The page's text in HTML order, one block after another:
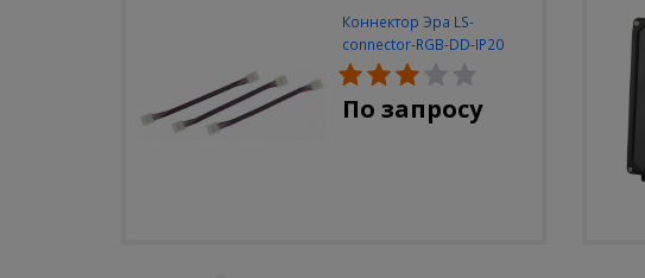
Коннектор Эра LS-
connector-RGB-DD-IP20
(3шт/уп)
По запросу